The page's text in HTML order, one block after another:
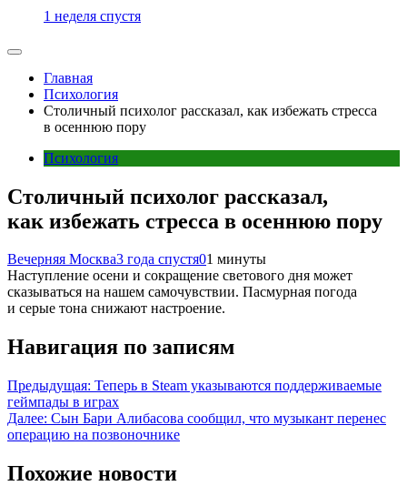
1 неделя спустя
Главная
Психология
Столичный психолог рассказал, как избежать стресса
в осеннюю пору
Психология
Столичный психолог рассказал,
как избежать стресса в осеннюю пору
Вечерняя Москва3 года спустя01 минуты
Наступление осени и сокращение светового дня может
сказываться на нашем самочувствии. Пасмурная погода
и серые тона снижают настроение.
Навигация по записям
Предыдущая: Теперь в Steam указываются поддерживаемые
геймпады в играх
Далее: Сын Бари Алибасова сообщил, что музыкант перенес
операцию на позвоночнике
Похожие новости